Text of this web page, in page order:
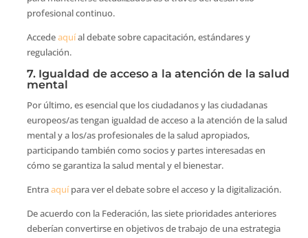
profesional continuo.
Accedeaquíal debate sobre capacitación, estándares y
regulación.
7. Igualdad de acceso a la atención de la salud
mental
Por último, es esencial que los ciudadanos y las ciudadanas
europeos/as tengan igualdad de acceso a la atención de la salud
mental y a los/as profesionales de la salud apropiados,
participando también como socios y partes interesadas en
cómo se garantiza la salud mental y el bienestar.
Entraaquípara ver el debate sobre el acceso y la digitalización.
De acuerdo con la Federación, las siete prioridades anteriores
deberían convertirse en objetivos de trabajo de una estrategia